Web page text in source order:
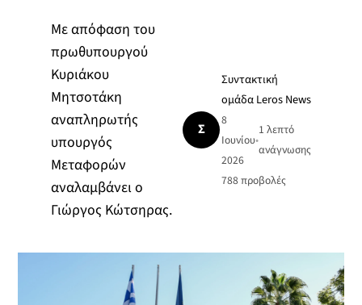
Με απόφαση του
πρωθυπουργού
Κυριάκου
Μητσοτάκη
αναπληρωτής
υπουργός
Μεταφορών
αναλαμβάνει ο
Γιώργος Κώτσηρας.
Σ
Συντακτική
ομάδα Leros News
8
Ιουνίου
2026
•
1 λεπτό
ανάγνωσης
788 προβολές